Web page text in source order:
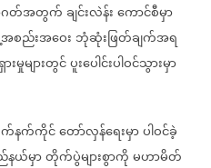
ဂတ်အတွက်ချင်းလဲန်းကောင်စီမှာ
စည်းအဝေး ဘုံဆုံးဖြတ်ချက်အရ
းမှုများတွင်ပူးပေါင်းပါဝင်သွားမှာ
နက်ကိုင်တော်လှန်ရေးမှာပါဝင်ခဲ့
ည်နယ်မှာတိုက်ပွဲများစွာကိုမဟာမိတ်